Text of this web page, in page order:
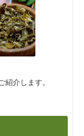
介します。